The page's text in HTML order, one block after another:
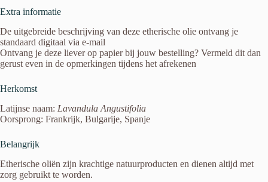
Extra informatie
De uitgebreide beschrijving van deze etherische olie ontvang je
standaard digitaal via e-mail
Ontvang je deze liever op papier bij jouw bestelling? Vermeld dit dan
gerust even in de opmerkingen tijdens het afrekenen
Herkomst
Latijnse naam: Lavandula Angustifolia
Oorsprong: Frankrijk, Bulgarije, Spanje
Belangrijk
Etherische oliën zijn krachtige natuurproducten en dienen altijd met
zorg gebruikt te worden.